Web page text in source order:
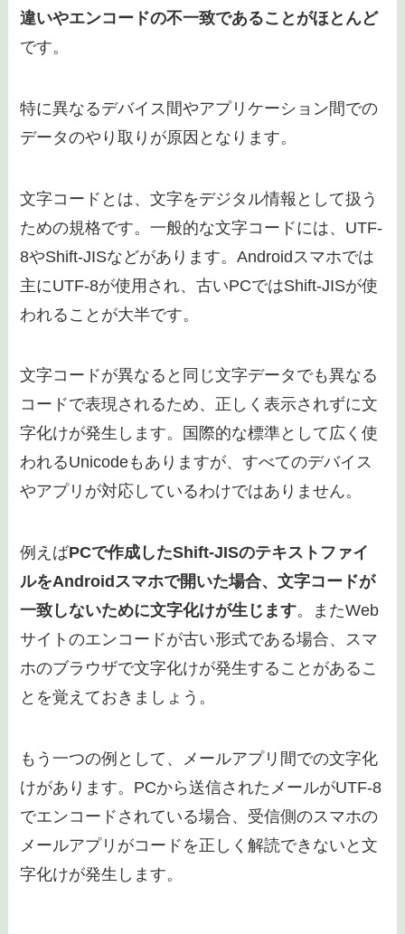
違いやエンコードの不一致であることがほとんど
です。
特に異なるデバイス間やアプリケーション間での
データのやり取りが原因となります。
文字コードとは、文字をデジタル情報として扱う
ための規格です。一般的な文字コードには、UTF-
8やShift-JISなどがあります。Androidスマホでは
主にUTF-8が使用され、古いPCではShift-JISが使
われることが大半です。
文字コードが異なると同じ文字データでも異なる
コードで表現されるため、正しく表示されずに文
字化けが発生します。国際的な標準として広く使
われるUnicodeもありますが、すべてのデバイス
やアプリが対応しているわけではありません。
例えばPCで作成したShift-JISのテキストファイ
ルをAndroidスマホで開いた場合、文字コードが
一致しないために文字化けが生じます。またWeb
サイトのエンコードが古い形式である場合、スマ
ホのブラウザで文字化けが発生することがあるこ
とを覚えておきましょう。
もう一つの例として、メールアプリ間での文字化
けがあります。PCから送信されたメールがUTF-8
でエンコードされている場合、受信側のスマホの
メールアプリがコードを正しく解読できないと文
字化けが発生します。